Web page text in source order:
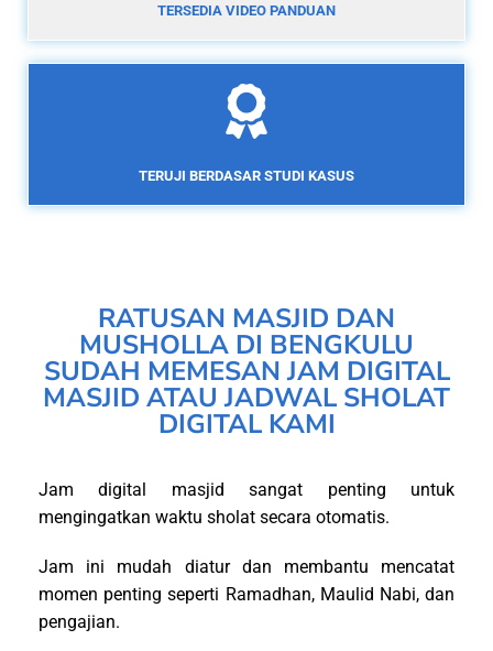
TERSEDIA VIDEO PANDUAN
TERUJI BERDASAR STUDI KASUS
RATUSAN MASJID DAN
MUSHOLLA DI BENGKULU
SUDAH MEMESAN JAM DIGITAL
MASJID ATAU JADWAL SHOLAT
DIGITAL KAMI
Jam digital masjid sangat penting untuk
mengingatkan waktu sholat secara otomatis.
Jam ini mudah diatur dan membantu mencatat
momen penting seperti Ramadhan, Maulid Nabi, dan
pengajian.